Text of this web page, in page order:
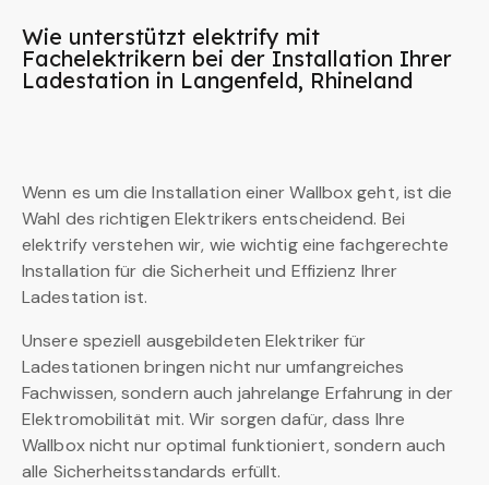
Wie unterstützt elektrify mit
Fachelektrikern bei der Installation Ihrer
Ladestation in Langenfeld, Rhineland
Wenn es um die Installation einer Wallbox geht, ist die
Wahl des richtigen Elektrikers entscheidend. Bei
elektrify verstehen wir, wie wichtig eine fachgerechte
Installation für die Sicherheit und Effizienz Ihrer
Ladestation ist.
Unsere speziell ausgebildeten Elektriker für
Ladestationen bringen nicht nur umfangreiches
Fachwissen, sondern auch jahrelange Erfahrung in der
Elektromobilität mit. Wir sorgen dafür, dass Ihre
Wallbox nicht nur optimal funktioniert, sondern auch
alle Sicherheitsstandards erfüllt.